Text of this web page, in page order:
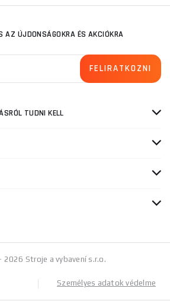
AZ ÚJDONSÁGOKRA ÉS AKCIÓKRA
TUDNI KELL
Stroje a vybavení s.r.o.
Személyes adatok védelme